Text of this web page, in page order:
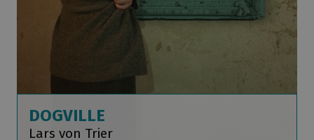
DOGVILLE
Lars von Trier